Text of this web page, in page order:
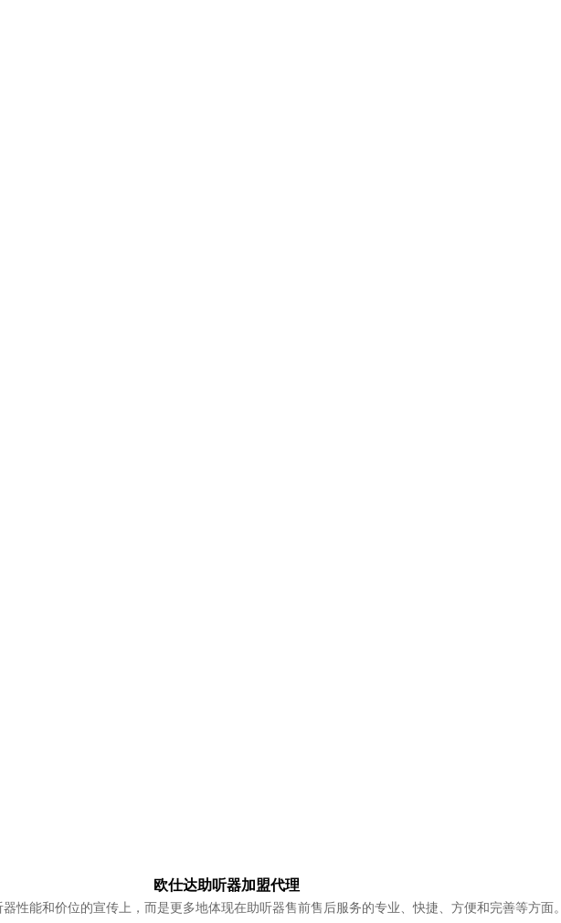
欧仕达助听器加盟代理
性能和价位的宣传上，而是更多地体现在助听器售前售后服务的专业、快捷、方便和完善等方面。